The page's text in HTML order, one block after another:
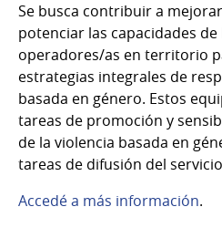
Se busca contribuir a
potenciar las capacidades
operadores/as en territorio
estrategias integrales de
basada en género. Estos
tareas de promoción y
de la violencia basada en
tareas de difusión del
Accedé a más información.